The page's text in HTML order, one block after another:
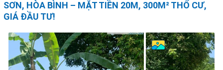
SƠN, HÒA BÌNH – MẶT TIỀN 20M, 300M² THỔ CƯ,
GIÁ ĐẦU TƯ!